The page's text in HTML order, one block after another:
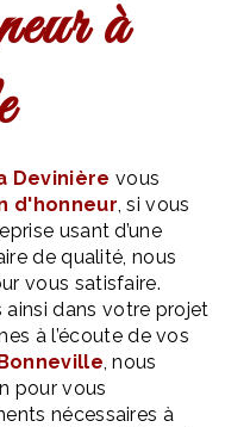
Devinière vous
d'honneur, si vous
usant d’une
de qualité, nous
vous satisfaire.
dans votre projet
à l’écoute de vos
, nous
pour vous
nécessaires à